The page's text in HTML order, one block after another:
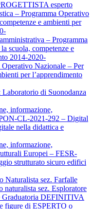
esperto
– Programma Operativo
e ambienti per
– Programma
scuola, competenze e
2014-2020-
Nazionale – Per
per l’apprendimento
di Suonodanza
informazione,
CL-2021-292 – Digital
nella didattica e
informazione,
Europei – FESR-
strutturato sicuro edifici
Naturalista sez. Farfalle
sez. Esploratore
DEFINITIVA
figure di ESPERTO o